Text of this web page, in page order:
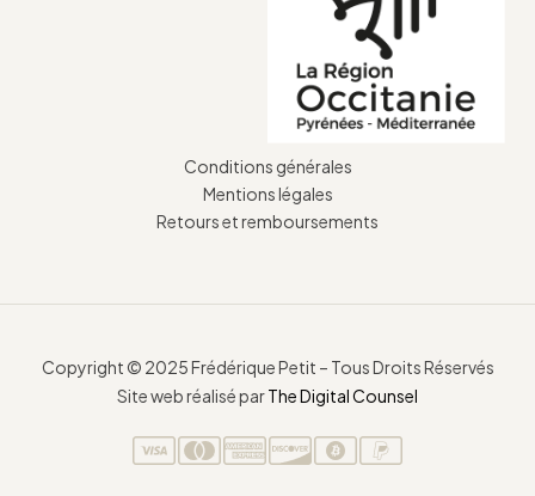
Conditions générales
Mentions légales
Retours et remboursements
Copyright © 2025 Frédérique Petit – Tous Droits Réservés
Site web réalisé parThe Digital Counsel